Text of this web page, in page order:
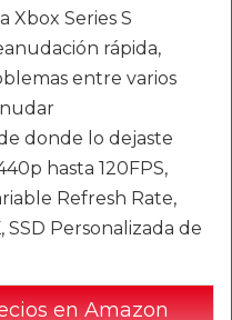
Xbox Series S
rápida,
entre varios
donde lo dejaste
hasta 120FPS,
Refresh Rate,
Personalizada de
en Amazon